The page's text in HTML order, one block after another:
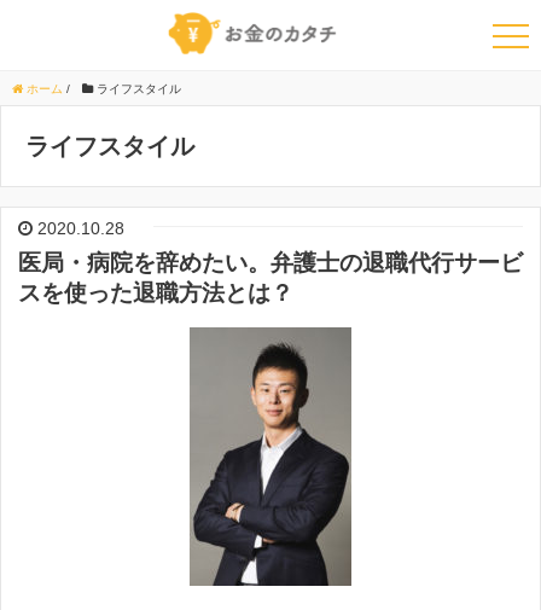
ホーム / ライフスタイル
ライフスタイル
2020.10.28
医局・病院を辞めたい。弁護士の退職代行サービ
スを使った退職方法とは？